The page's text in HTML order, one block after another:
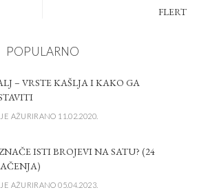
FLERT
POPULARNO
– VRSTE KAŠLJA I KAKO GA
AŽURIRANO 11.02.2020.
ISTI BROJEVI NA SATU? (24
AŽURIRANO 05.04.2023.